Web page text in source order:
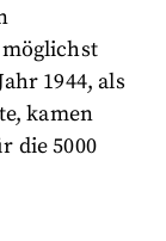
1944, als
kamen
die 5000